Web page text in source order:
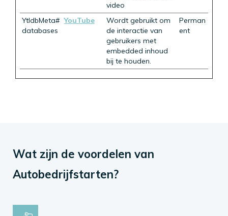
video
YtIdbMeta#
databases
YouTube
Wordt gebruikt om
de interactie van
gebruikers met
embedded inhoud
bij te houden.
Perman
ent
Wat zijn de voordelen van
Autobedrijfstarten?